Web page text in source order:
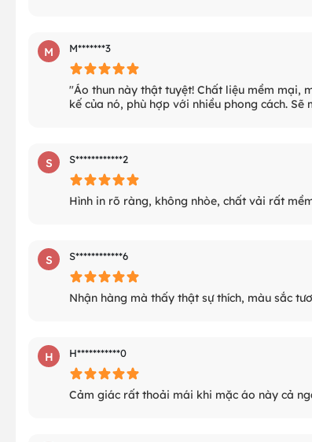
M M*******3
"Áo thun này thật tuyệt! Chất liệu mềm mại,
kế của nó, phù hợp với nhiều phong cách. Sẽ
S S************2
Hình in rõ ràng, không nhòe, chất vải rất
S S************6
Nhận hàng mà thấy thật sự thích, màu sắc
H H***********0
Cảm giác rất thoải mái khi mặc áo này cả